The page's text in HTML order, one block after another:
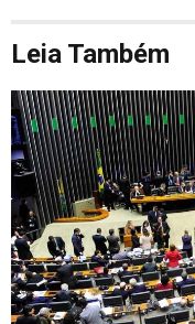
Leia Também